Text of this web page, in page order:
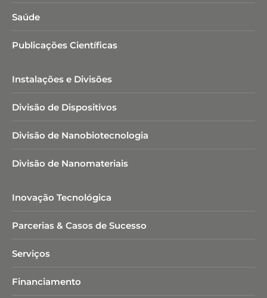
Saúde
Publicações Científicas
Instalações e Divisões
Divisão de Dispositivos
Divisão de Nanobiotecnologia​
Divisão de Nanomateriais
Inovação Tecnológica
Parcerias & Casos de Sucesso
Serviços
Financiamento